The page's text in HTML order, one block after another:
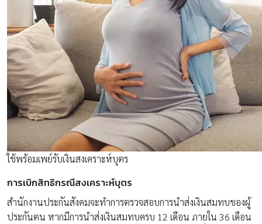
ใช้พร้อมเพย์รับเงินสงเคราะห์บุตร
การเบิกสิทธิกรณีสงเคราะห์บุตร
สำนักงานประกันสังคมจะทำการตรวจสอบการนำส่งเงินสมทบของผู้
ประกันตน หากมีการนำส่งเงินสมทบครบ 12 เดือน ภายใน 36 เดือน